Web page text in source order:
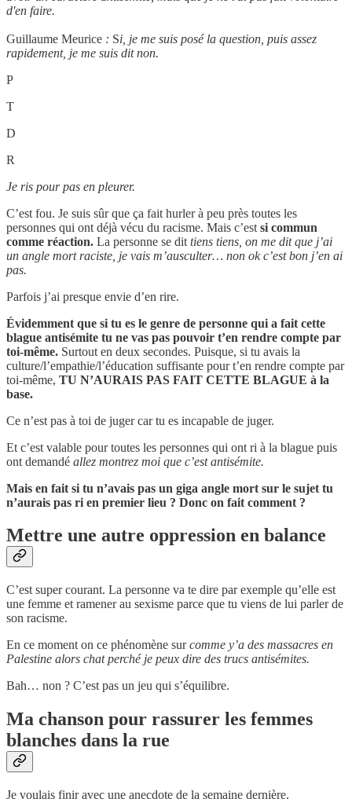
d'en faire.
Guillaume Meurice : Si, je me suis posé la question, puis assez
rapidement, je me suis dit non.
P
T
D
R
Je ris pour pas en pleurer.
C’est fou. Je suis sûr que ça fait hurler à peu près toutes les
personnes qui ont déjà vécu du racisme. Mais c’est si commun
comme réaction. La personne se dit tiens tiens, on me dit que j’ai
un angle mort raciste, je vais m’ausculter… non ok c’est bon j’en ai
pas.
Parfois j’ai presque envie d’en rire.
Évidemment que si tu es le genre de personne qui a fait cette
blague antisémite tu ne vas pas pouvoir t’en rendre compte par
toi-même. Surtout en deux secondes. Puisque, si tu avais la
culture/l’empathie/l’éducation suffisante pour t’en rendre compte par
toi-même, TU N’AURAIS PAS FAIT CETTE BLAGUE à la
base.
Ce n’est pas à toi de juger car tu es incapable de juger.
Et c’est valable pour toutes les personnes qui ont ri à la blague puis
ont demandé allez montrez moi que c’est antisémite.
Mais en fait si tu n’avais pas un giga angle mort sur le sujet tu
n’aurais pas ri en premier lieu ? Donc on fait comment ?
Mettre une autre oppression en balance
C’est super courant. La personne va te dire par exemple qu’elle est
une femme et ramener au sexisme parce que tu viens de lui parler de
son racisme.
En ce moment on ce phénomène surcomme y’a des massacres en
Palestine alors chat perché je peux dire des trucs antisémites.
Bah… non ? C’est pas un jeu qui s’équilibre.
Ma chanson pour rassurer les femmes
blanches dans la rue
Je voulais finir avec une anecdote de la semaine dernière.